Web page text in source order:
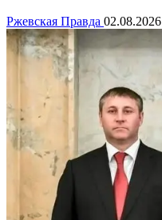
Ржевская Правда 02.08.2026